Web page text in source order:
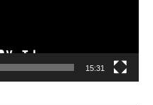
15:31